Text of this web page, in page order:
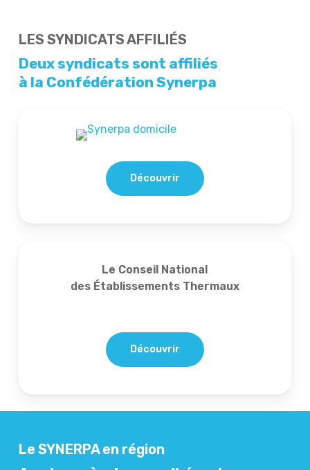
LES SYNDICATS AFFILIÉS
Deux syndicats sont affiliés
à la Confédération Synerpa
Découvrir
Le Conseil National
des Établissements Thermaux
Découvrir
Le SYNERPA en région